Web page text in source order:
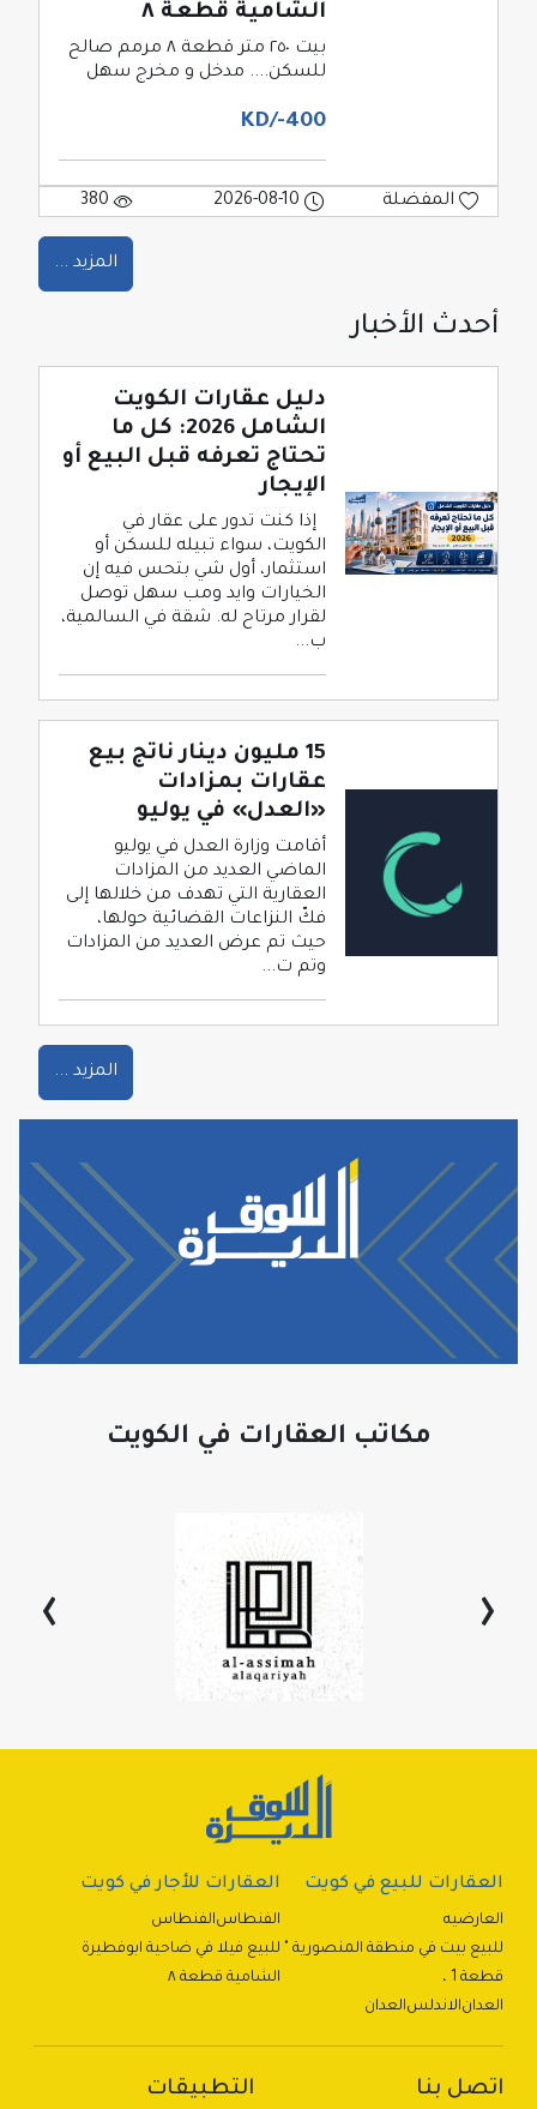
الشامية قطعة ٨
بيت ٢٥٠ متر قطعة ٨ مرمم صالح
للسكن.... مدخل و مخرج سهل
400-/KD
المفضلة 380
المزيد ...
أحدث الأخبار
دليل عقارات الكويت
الشامل 2026: كل ما
تحتاج تعرفه قبل البيع أو
الإيجار
إذا كنت تدور على عقار في
الكويت، سواء تبيله للسكن أو
استثمار، أول شي بتحس فيه إن
الخيارات وايد ومب سهل توصل
لقرار مرتاح له. شقة في السالمية،
ب...
15 مليون دينار ناتج بيع
عقارات بمزادات
«العدل» في يوليو
أقامت وزارة العدل في يوليو
الماضي العديد من المزادات
العقارية التي تهدف من خلالها إلى
فكّ النزاعات القضائية حولها،
حيث تم عرض العديد من المزادات
وتم ت...
المزيد ...
مكاتب العقارات في الكويت
› ‹
العقارات للبيع في كويت
العارضيه
للبيع بيت في منطقة المنصورية "
قطعة 1 ،
العدانالاندلسالعدان
العقارات للأجار في كويت
الفنطاسالفنطاس
للبيع فيلا في ضاحية ابوفطيرة
الشامية قطعة ٨
اتصل بنا التطبيقات